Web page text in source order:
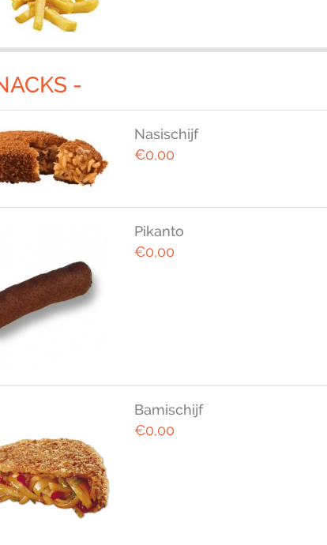
-
Nasischijf
€0,00
Pikanto
€0,00
Bamischijf
€0,00